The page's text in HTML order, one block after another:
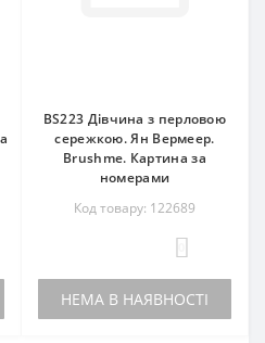
BS223 Дівчина з перловою
сережкою. Ян Вермеер.
Brushme. Картина за
номерами
Код товару: 122689
НЕМА В НАЯВНОСТІ